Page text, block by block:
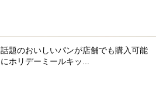
話題のおいしいパンが店舗でも購入可能
にホリデーミールキッ...